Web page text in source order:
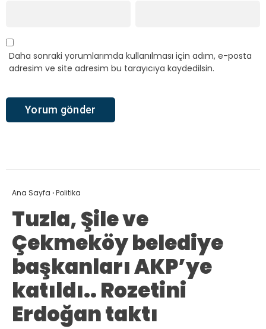
Daha sonraki yorumlarımda kullanılması için adım, e-posta
adresim ve site adresim bu tarayıcıya kaydedilsin.
Ana Sayfa ›Politika
Tuzla, Şile ve
Çekmeköy belediye
başkanları AKP’ye
katıldı.. Rozetini
Erdoğan taktı